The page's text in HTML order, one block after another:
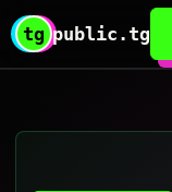
tg public.tg